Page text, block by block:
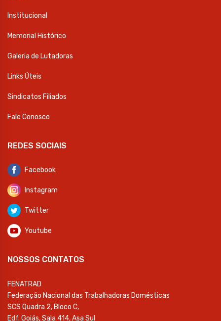
Institucional
Memorial Histórico
Galeria de Lutadoras
Links Úteis
Sindicatos Filiados
Fale Conosco
REDES SOCIAIS
Facebook
Instagram
Twitter
Youtube
NOSSOS CONTATOS
FENATRAD
Federação Nacional das Trabalhadoras Domésticas
SCS Quadra 2, Bloco C,
Edf. Goiás, Sala 414, Asa Sul